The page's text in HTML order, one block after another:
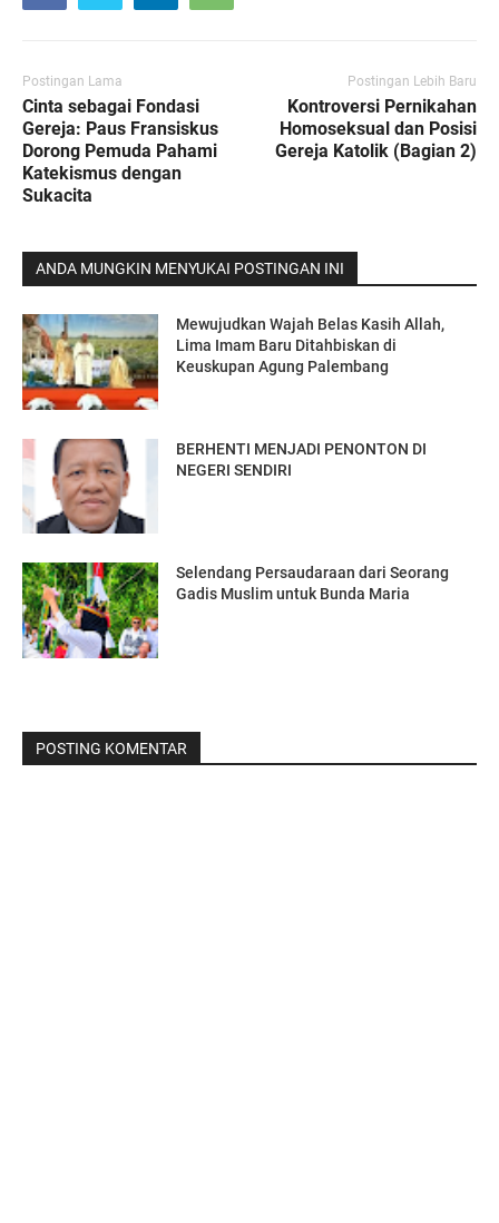
Postingan Lama
Cinta sebagai Fondasi
Gereja: Paus Fransiskus
Dorong Pemuda Pahami
Katekismus dengan
Sukacita
Postingan Lebih Baru
Kontroversi Pernikahan
Homoseksual dan Posisi
Gereja Katolik (Bagian 2)
ANDA MUNGKIN MENYUKAI POSTINGAN INI
Mewujudkan Wajah Belas Kasih Allah,
Lima Imam Baru Ditahbiskan di
Keuskupan Agung Palembang
BERHENTI MENJADI PENONTON DI
NEGERI SENDIRI
Selendang Persaudaraan dari Seorang
Gadis Muslim untuk Bunda Maria
POSTING KOMENTAR